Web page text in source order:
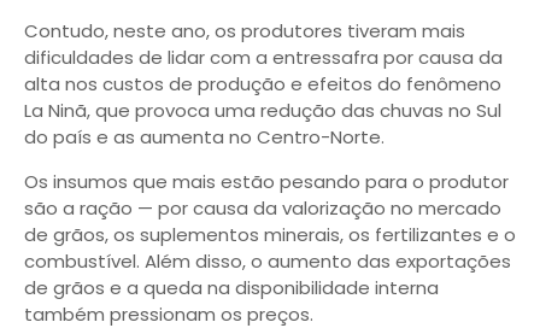
Contudo, neste ano, os produtores tiveram mais
dificuldades de lidar com a entressafra por causa da
alta nos custos de produção e efeitos do fenômeno
La Ninã, que provoca uma redução das chuvas no Sul
do país e as aumenta no Centro-Norte.
Os insumos que mais estão pesando para o produtor
são a ração — por causa da valorização no mercado
de grãos, os suplementos minerais, os fertilizantes e o
combustível. Além disso, o aumento das exportações
de grãos e a queda na disponibilidade interna
também pressionam os preços.